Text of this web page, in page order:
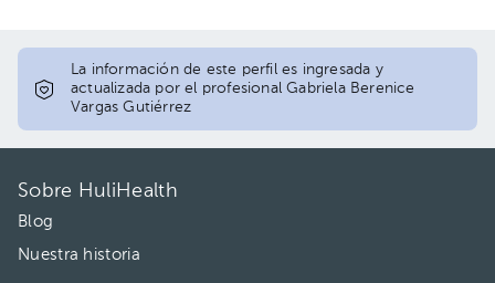
La información de este perfil es ingresada y
actualizada por el profesional Gabriela Berenice
Vargas Gutiérrez
Sobre HuliHealth
Blog
Nuestra historia